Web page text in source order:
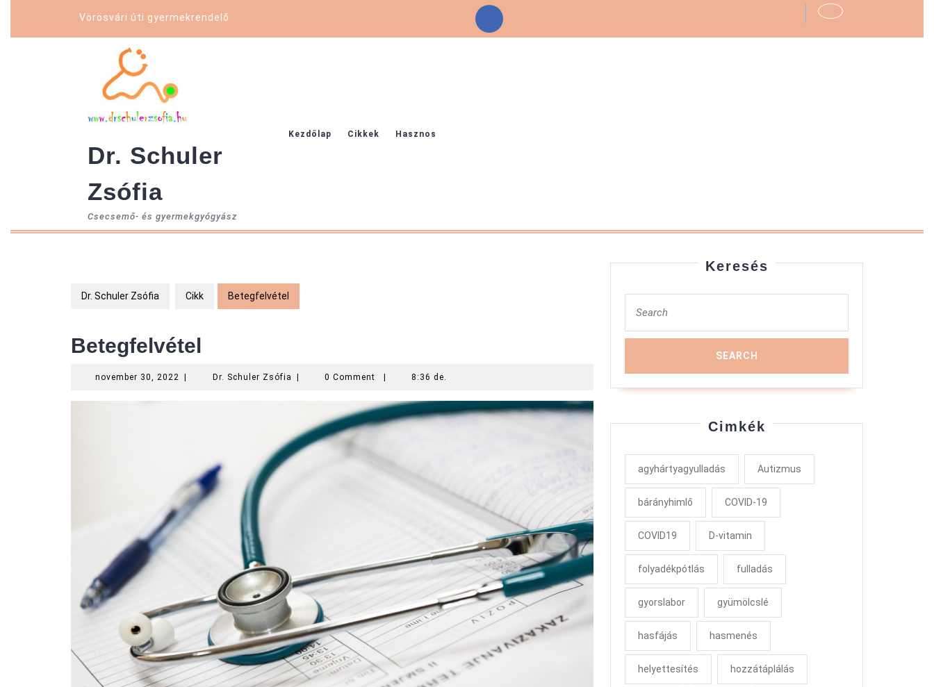
content
Vörösvári úti gyermekrendelő
Facebook
Dr. Schuler
Zsófia
Csecsemő- és gyermekgyógyász
Kezdőlap Cikkek Hasznos
Dr. Schuler Zsófia Cikk Betegfelvétel
Betegfelvétel
november 30, 2022 novemberDr. Schuler Zsófia Dr.
0 Comment 8:36 de.
Keresés
for:
Cimkék
agyhártyagyulladás Autizmus
bárányhimlő COVID-19
COVID19 D-vitamin
folyadékpótlás fulladás
gyorslabor gyümölcslé
hasfájás hasmenés
helyettesítés hozzátáplálás